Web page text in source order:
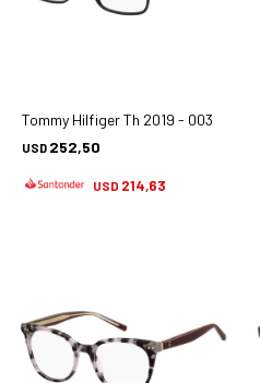
Tommy Hilfiger Th 2019 - 003
USD 252,50
USD 214,63